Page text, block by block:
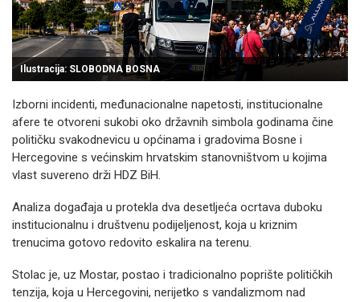
Ilustracija: SLOBODNA BOSNA
Izborni incidenti, međunacionalne napetosti, institucionalne
afere te otvoreni sukobi oko državnih simbola godinama čine
političku svakodnevicu u općinama i gradovima Bosne i
Hercegovine s većinskim hrvatskim stanovništvom u kojima
vlast suvereno drži HDZ BiH.
Analiza događaja u protekla dva desetljeća ocrtava duboku
institucionalnu i društvenu podijeljenost, koja u kriznim
trenucima gotovo redovito eskalira na terenu.
Stolac je, uz Mostar, postao i tradicionalno poprište političkih
tenzija, koja u Hercegovini, nerijetko s vandalizmom nad